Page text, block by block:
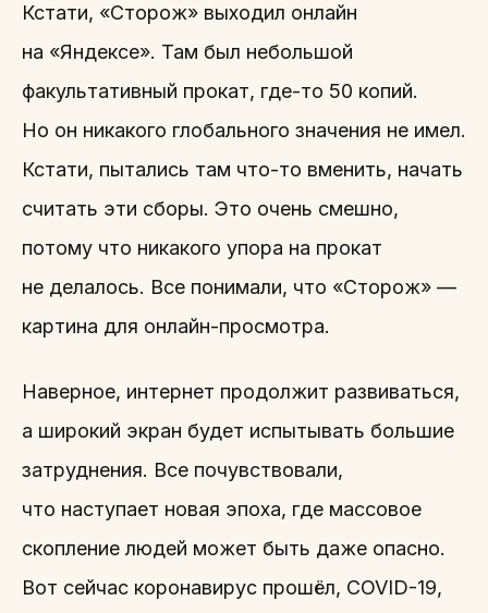
Кстати, «Сторож» выходил онлайн
на «Яндексе». Там был небольшой
факультативный прокат, где-то 50 копий.
Но он никакого глобального значения не имел.
Кстати, пытались там что-то вменить, начать
считать эти сборы. Это очень смешно,
потому что никакого упора на прокат
не делалось. Все понимали, что «Сторож» —
картина для онлайн-просмотра.
Наверное, интернет продолжит развиваться,
а широкий экран будет испытывать большие
затруднения. Все почувствовали,
что наступает новая эпоха, где массовое
скопление людей может быть даже опасно.
Вот сейчас коронавирус прошёл, COVID-19,